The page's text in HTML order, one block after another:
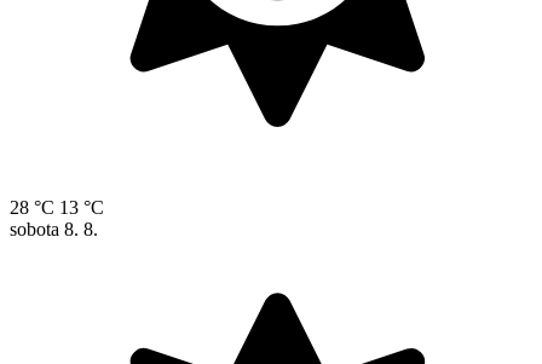
28 °C 13 °C
sobota 8. 8.